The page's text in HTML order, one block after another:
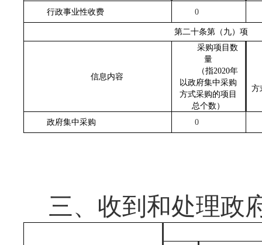
行政事业性收费
0
第二十条第（九）项
信息内容
采购项目数
量
（指2020年
以政府集中采购
方式采购的项目
总个数 ）
方
政府集中采购 0
三、收到和处理政